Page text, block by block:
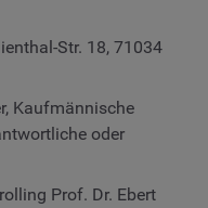
Str. 18, 71034
Kaufmännische
oder
Prof. Dr. Ebert